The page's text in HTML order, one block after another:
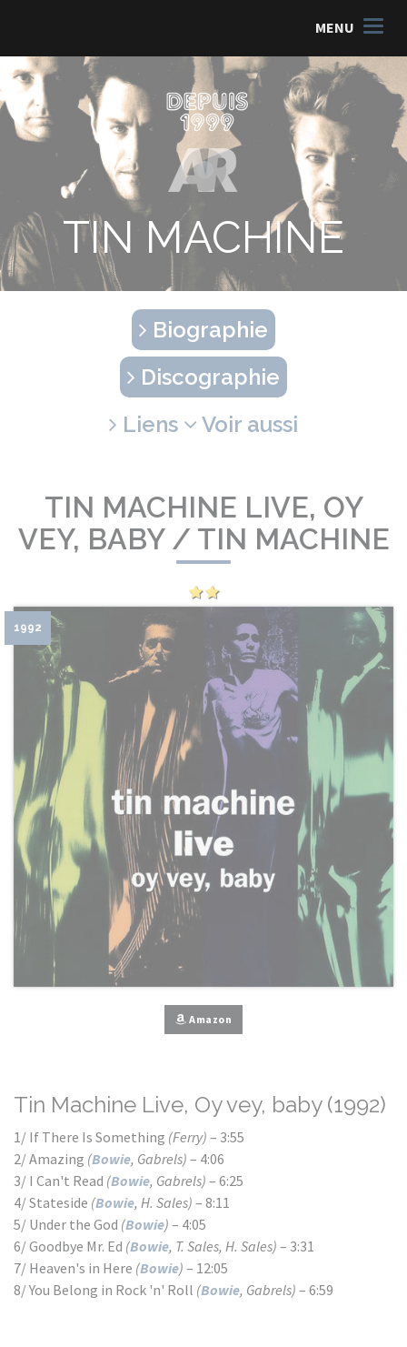
MENU
TIN MACHINE
Biographie
Discographie
Liens
Voir aussi
TIN MACHINE LIVE, OY
VEY, BABY / TIN MACHINE
1992
Amazon
Tin Machine Live, Oy vey, baby (1992)
1/ If There Is Something (Ferry) – 3:55
2/ Amazing (Bowie, Gabrels) – 4:06
3/ I Can't Read (Bowie, Gabrels) – 6:25
4/ Stateside (Bowie, H. Sales) – 8:11
5/ Under the God (Bowie) – 4:05
6/ Goodbye Mr. Ed (Bowie, T. Sales, H. Sales) – 3:31
7/ Heaven's in Here (Bowie) – 12:05
8/ You Belong in Rock 'n' Roll (Bowie, Gabrels) – 6:59